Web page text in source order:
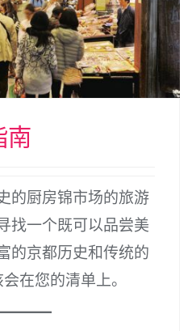
南
的厨房锦市场的旅游
找一个既可以品尝美
的京都历史和传统的
在您的清单上。